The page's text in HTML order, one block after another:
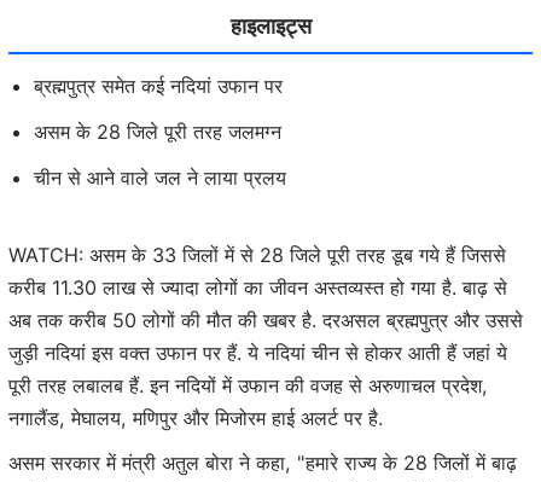
हाइलाइट्स
ब्रह्मपुत्र समेत कई नदियां उफान पर
असम के 28 जिले पूरी तरह जलमग्न
चीन से आने वाले जल ने लाया प्रलय
WATCH: असम के 33 जिलों में से 28 जिले पूरी तरह डूब गये हैं जिससे
करीब 11.30 लाख से ज्यादा लोगों का जीवन अस्तव्यस्त हो गया है. बाढ़ से
अब तक करीब 50 लोगों की मौत की खबर है. दरअसल ब्रह्मपुत्र और उससे
जुड़ी नदियां इस वक्त उफान पर हैं. ये नदियां चीन से होकर आती हैं जहां ये
पूरी तरह लबालब हैं. इन नदियों में उफान की वजह से अरुणाचल प्रदेश,
नगालैंड, मेघालय, मणिपुर और मिजोरम हाई अलर्ट पर है.
असम सरकार में मंत्री अतुल बोरा ने कहा, "हमारे राज्य के 28 जिलों में बाढ़